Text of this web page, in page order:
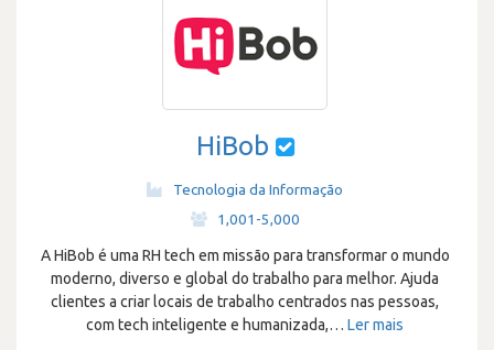
HiBob
Tecnologia da Informação
1,001-5,000
A HiBob é uma RH tech em missão para transformar o mundo
moderno, diverso e global do trabalho para melhor. Ajuda
clientes a criar locais de trabalho centrados nas pessoas,
com tech inteligente e humanizada,… Ler mais